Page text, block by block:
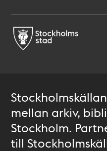
mellan arkiv,
Stockholm.
till